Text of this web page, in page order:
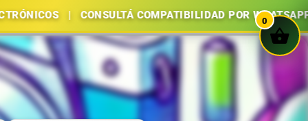
CONSULTÁ COMPATIBILIDAD POR WHATSAPP | 0